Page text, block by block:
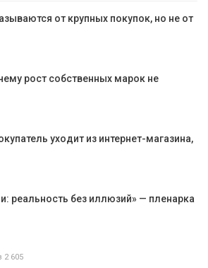
от крупных покупок, но не от
рост собственных марок не
уходит из интернет-магазина,
реальность без иллюзий» — пленарка
2 605